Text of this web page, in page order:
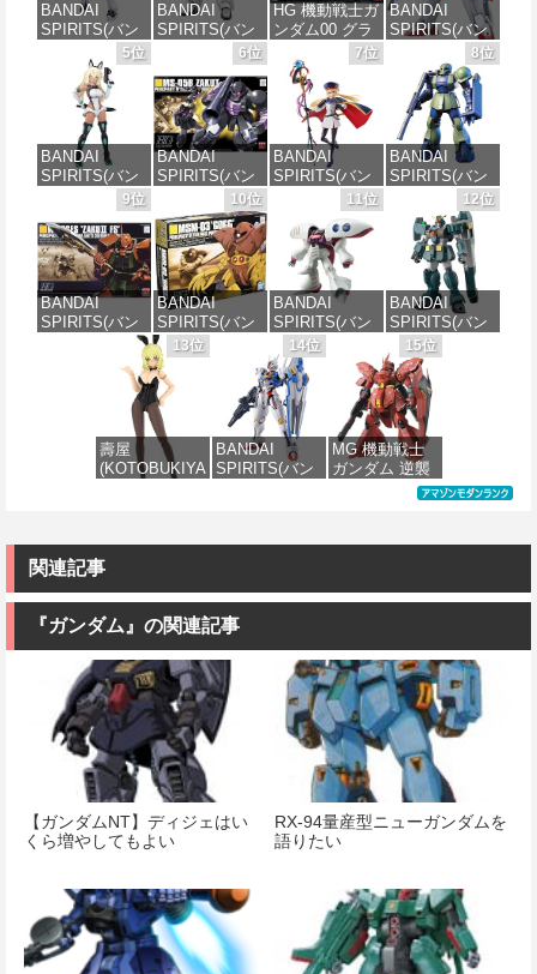
BANDAI
SPIRITS(バン
ダイ スピリッ
ツ) 30MS SIS-
J00 メルンジ
ャ[カラーA] 色
分け済みプラ
モデル
価格：¥4,200
BANDAI
SPIRITS(バン
ダイ スピリッ
ツ) 機動警察パ
トレイバー
EZY RG 1/48
AV-98Plus (イ
ングラム・プ
ラス) 色分け済
みプラモデル
価格：¥6,000
HG 機動戦士ガ
ンダム00 グラ
ハム専用ユニ
オンフラッグ
カスタム 1/144
スケール 色分
け済みプラモ
デル
価格：¥1,800
BANDAI
SPIRITS(バン
ダイ スピリッ
ツ) HGAW 機
動新世紀ガン
ダムX ガンダ
ムエアマスタ
ー 1/144スケー
ル 色分け済み
プラモデル
価格：¥3,100
5位
BANDAI
SPIRITS(バン
ダイスピリッ
ツ) 30MS SIS-
H00 セスティ
エ[カラーC] 色
分け済みプラ
モデル
価格：¥4,500
6位
BANDAI
SPIRITS(バン
ダイ スピリッ
ツ) HGUC 機動
戦士ガンダム
ザクI(黒い三連
星仕様) 1/144
スケール 色分
け済みプラモ
デル
価格：¥2,202
7位
BANDAI
SPIRITS(バン
ダイ スピリッ
Fate/Grand
Order アルトリ
ア・キャスタ
ー 色分け済み
プラモデル
価格：¥7,800
8位
BANDAI
SPIRITS(バン
ダイ スピリッ
ツ) HGUC
1/144 HGUC
MS-05BザクI
(機動戦士ガン
ダム)
価格：¥2,300
9位
BANDAI
SPIRITS(バン
ダイ スピリッ
(ガルマ専用機)
(機動戦士ガン
価格：¥2,982
10位
BANDAI
SPIRITS(バン
ダイ スピリッ
ツ) HGUC 機動
戦士ガンダム
MSM-03 ゴッ
グ 1/144スケー
ル 色分け済み
プラモデル
11位
BANDAI
SPIRITS(バン
ダイ スピリッ
ツ) HGUC 195
機動戦士Zガン
ダム キュベレ
イ 1/144スケー
ル 色分け済み
プラモデル
12位
BANDAI
SPIRITS(バン
ダイ スピリッ
ツ) HG 機動新
世紀ガンダムX
ガンダムレオ
パルド 1/144ス
ケール 色分け
済みプラモデ
ル
13位
壽屋
(KOTOBUKIYA
I〈Bunny
Style〉 全高約
ケール プラモ
デル
価格：¥11,800
14位
BANDAI
SPIRITS(バン
機動戦士ガン
アリアル 1/100
スケール 色分
デル
価格：¥4,280
15位
MG 機動戦士
ガンダム 逆襲
のシャア MSN-
ケール 色分け
関連記事
『ガンダム』の関連記事
【ガンダムNT】ディジェはい
くら増やしてもよい
RX-94量産型ニューガンダムを
語りたい